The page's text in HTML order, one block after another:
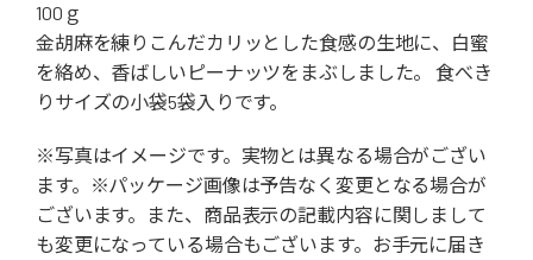
100ｇ
金胡麻を練りこんだカリッとした食感の生地に、白蜜
を絡め、香ばしいピーナッツをまぶしました。 食べき
りサイズの小袋5袋入りです。
※写真はイメージです。実物とは異なる場合がござい
ます。※パッケージ画像は予告なく変更となる場合が
ございます。また、商品表示の記載内容に関しまして
も変更になっている場合もございます。お手元に届き